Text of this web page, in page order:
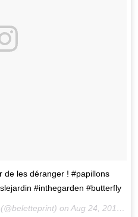
de les déranger ! #papillons
#inthegarden #butterfly
on Aug 24, 2017 at 8:56am PDT